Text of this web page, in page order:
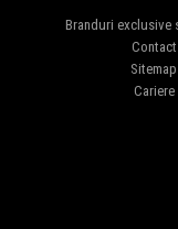
Branduri exclusive
Contact
Sitemap
Cariere